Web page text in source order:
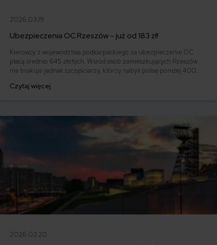
2026.03.19
Ubezpieczenia OC Rzeszów – już od 183 zł!
Kierowcy z województwa podkarpackiego za ubezpieczenie OC
płacą średnio 645 złotych. Wśród osób zamieszkujących Rzeszów
nie brakuje jednak szczęściarzy, którzy nabyli polisę poniżej 400
126p FL roku 1989. Za OC zapłacił on tylko 183 zł.
Czytaj więcej
2026.03.20